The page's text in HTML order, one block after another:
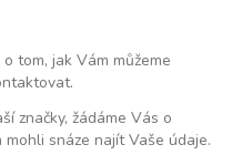
tom, jak Vám můžeme
značky, žádáme Vás o
snáze najít Vaše údaje.